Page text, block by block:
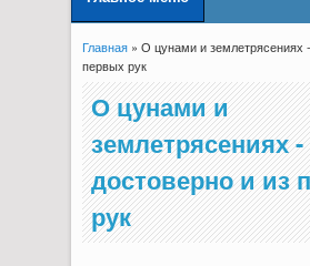
Вы здесь
Главная» О цунами и землетрясениях
первых рук
О цунами и
землетрясениях -
достоверно и из
рук